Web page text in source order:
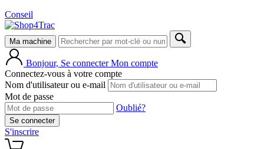
Conseil
Ma machine
Bonjour, Se connecter Mon compte
Connectez-vous à votre compte
Nom d'utilisateur ou e-mail
Mot de passe
Oublié?
Se connecter
S'inscrire